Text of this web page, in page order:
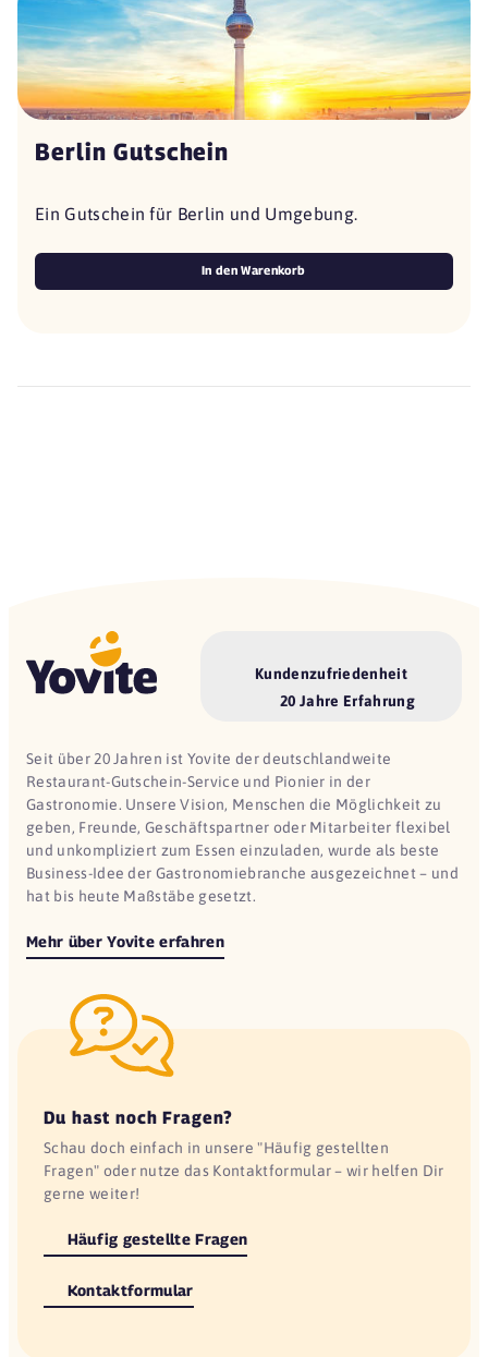
Berlin Gutschein
Ein Gutschein für Berlin und Umgebung.
In den Warenkorb
Kundenzufriedenheit
20 Jahre Erfahrung
Seit über 20 Jahren ist Yovite der deutschlandweite
Restaurant-Gutschein-Service und Pionier in der
Gastronomie. Unsere Vision, Menschen die Möglichkeit zu
geben, Freunde, Geschäftspartner oder Mitarbeiter flexibel
und unkompliziert zum Essen einzuladen, wurde als beste
Business-Idee der Gastronomiebranche ausgezeichnet – und
hat bis heute Maßstäbe gesetzt.
Mehr über Yovite erfahren
Du hast noch Fragen?
Schau doch einfach in unsere "Häufig gestellten
Fragen" oder nutze das Kontaktformular – wir helfen Dir
gerne weiter!
Häufig gestellte Fragen
Kontaktformular